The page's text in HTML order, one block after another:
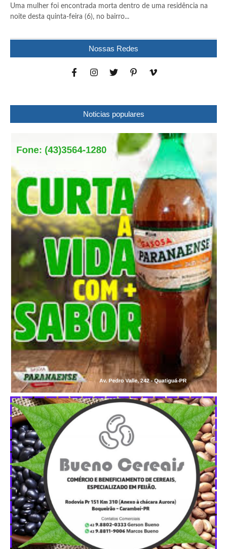
Uma mulher foi encontrada morta dentro de uma residência na
noite desta quinta-feira (6), no bairro...
Nossas Redes
Noticias populares